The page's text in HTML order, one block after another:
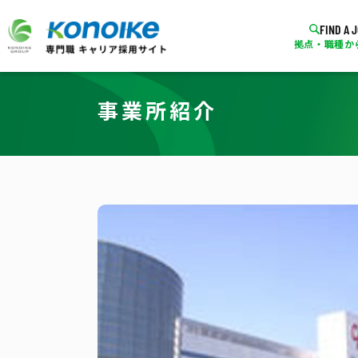
FIND A
拠点・職種か
事業所紹介